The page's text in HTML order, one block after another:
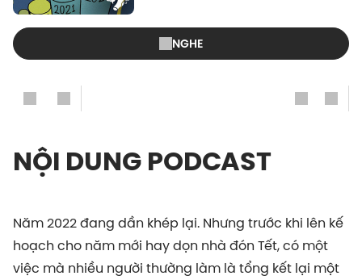
NGHE
NỘI DUNG PODCAST
Năm 2022 đang dần khép lại. Nhưng trước khi lên kế
hoạch cho năm mới hay dọn nhà đón Tết, có một
việc mà nhiều người thường làm là tổng kết lại một